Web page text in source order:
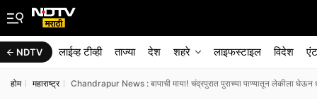
NDTV लाईव्ह टीव्ही ताज्या देश शहरे लाइफस्टाइल विदेश
होम महाराष्ट्र Chandrapur News : बापाची माया! चंद्रपुरात पुराच्या पाण्यातून लेकीला घेऊन